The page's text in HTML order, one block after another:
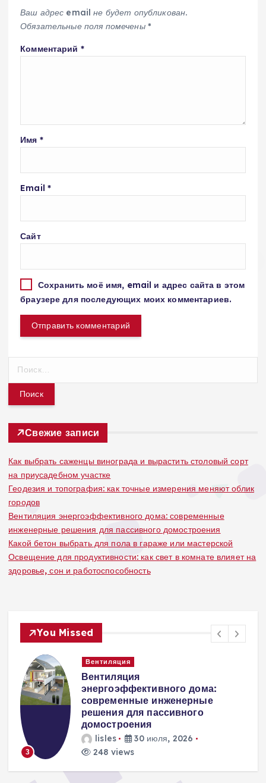
Ваш адрес email не будет опубликован.
Обязательные поля помечены *
Комментарий *
Имя *
Email *
Сайт
Сохранить моё имя, email и адрес сайта в этом
браузере для последующих моих комментариев.
т
Свежие записи
Как выбрать саженцы винограда и вырастить столовый сорт
на приусадебном участке
Геодезия и топография: как точные измерения меняют облик
городов
Вентиляция энергоэффективного дома: современные
инженерные решения для пассивного домостроения
Какой бетон выбрать для пола в гараже или мастерской
Освещение для продуктивности: как свет в комнате влияет на
здоровье, сон и работоспособность
You Missed
3
Вентиляция
Вентиляция
энергоэффективного дома:
современные инженерные
решения для пассивного
домостроения
lisles
30 июля, 2026
248 views